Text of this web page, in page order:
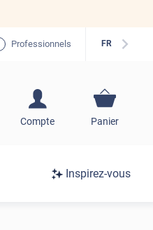
Professionnels FR
Compte
S'inscrire / Se
Panier
Inspirez-vous